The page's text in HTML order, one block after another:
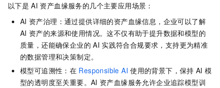
以下是 AI 资产血缘服务的几个主要应用场景：
AI 资产治理：通过提供详细的资产血缘信息，企业可以了解
AI 资产的来源和使用情况。这不仅有助于提升数据和模型的
质量，还能确保企业的 AI 实践符合合规要求，支持更为精准
的数据管理和决策制定。
模型可追溯性：在 Responsible AI 使用的背景下，保持 AI 模
型的透明度至关重要。AI 资产血缘服务允许企业追踪模型训